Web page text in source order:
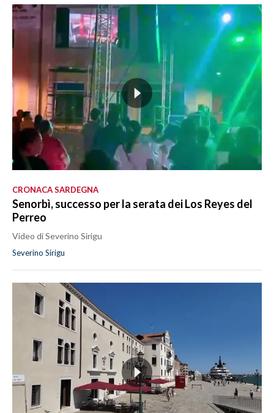
CRONACA SARDEGNA
Senorbì, successo per la serata dei Los Reyes del
Perreo
Video di Severino Sirigu
Severino Sirigu